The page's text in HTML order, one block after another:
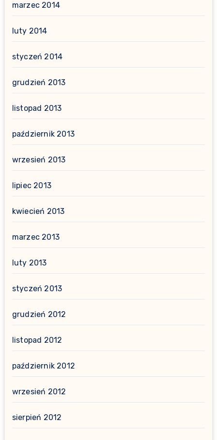
marzec 2014
luty 2014
styczeń 2014
grudzień 2013
listopad 2013
październik 2013
wrzesień 2013
lipiec 2013
kwiecień 2013
marzec 2013
luty 2013
styczeń 2013
grudzień 2012
listopad 2012
październik 2012
wrzesień 2012
sierpień 2012